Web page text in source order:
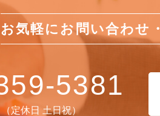
お気軽にお問い合わせ・
5381
定休日 土日祝）